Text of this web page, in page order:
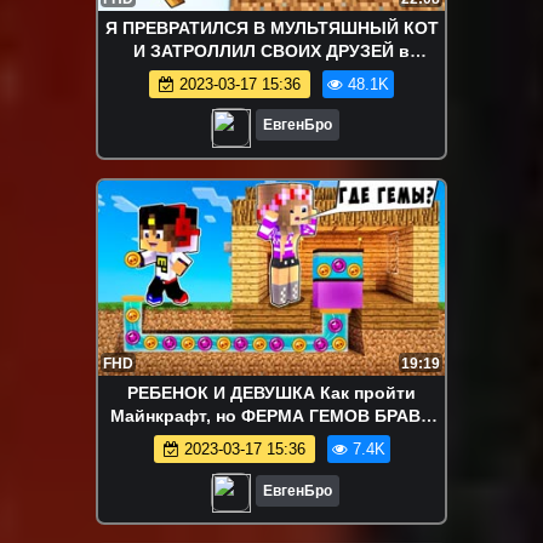
Я ПРЕВРАТИЛСЯ В МУЛЬТЯШНЫЙ КОТ
И ЗАТРОЛЛИЛ СВОИХ ДРУЗЕЙ в
Майнкрафт НУБ И ПРО ТРОЛЛИНГ
MINECRAFT
2023-03-17 15:36 48.1K
ЕвгенБро
FHD 19:19
РЕБЕНОК И ДЕВУШКА Как пройти
Майнкрафт, но ФЕРМА ГЕМОВ БРАВЛ
СТАРС В МАЙНКРАФТЕ ! ВИДЕО
MINECRAFT
2023-03-17 15:36 7.4K
ЕвгенБро